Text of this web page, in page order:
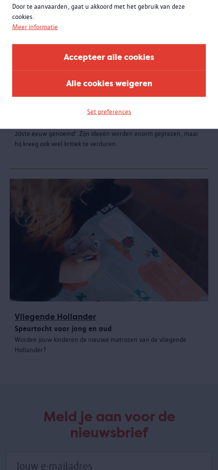
Door te aanvaarden, gaat u akkoord met het gebruik van deze
cookies.
Meer informatie
Accepteer alle cookies
Alle cookies weigeren
Set preferences
Architect Le Corbusier
beeldhouwer ook een invloedrijk theoreticus. Omdat zijn invloed zo
20ste eeuw genoemd’. Zijn ideeën werden enorm geprezen, maar
hij kreeg ook veel kritiek te verduren.
Vliegende Hollander
Speurtocht voor jong en oud
Worden jouw kinderen de nieuwe matrozen van de vliegende
Hollander?
Meld je aan voor de
nieuwsbrief